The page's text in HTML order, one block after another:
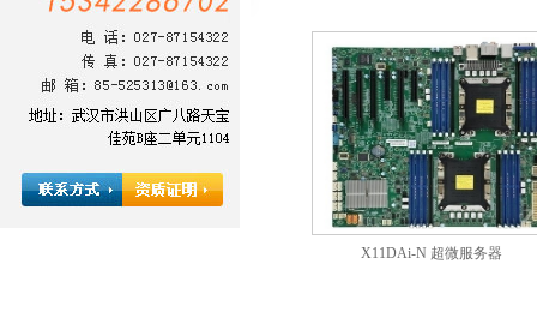
X11DAi-N 超微服务器